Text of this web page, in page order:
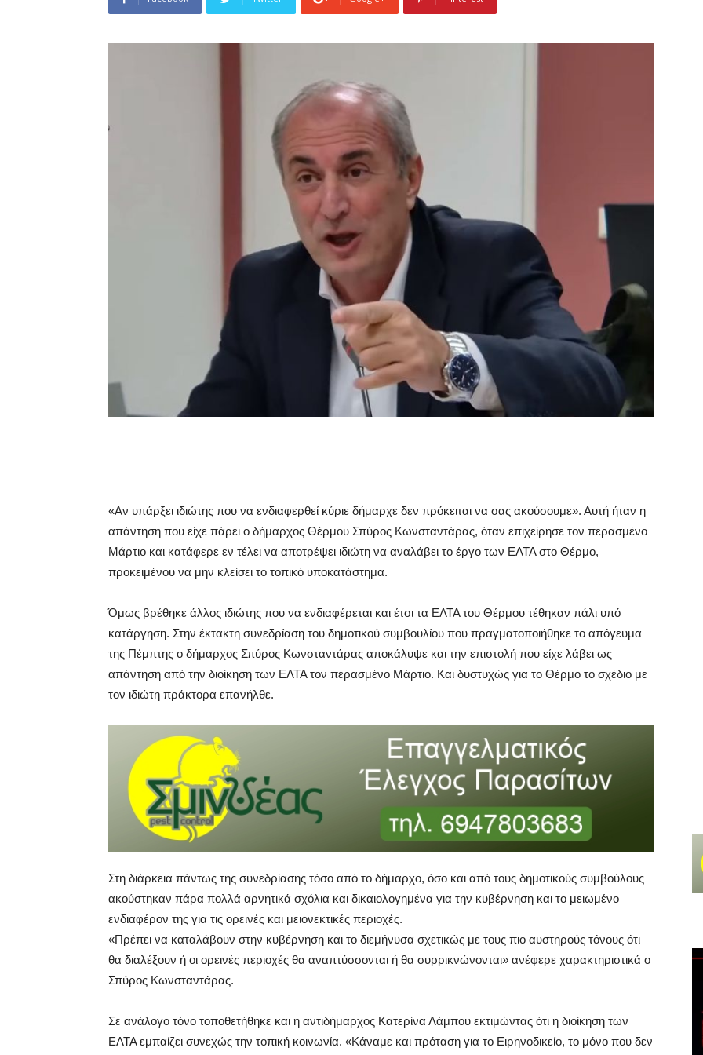
«Αν υπάρξει ιδιώτης που να ενδιαφερθεί κύριε δήμαρχε δεν πρόκειται να σας ακούσουμε». Αυτή ήταν η
απάντηση που είχε πάρει ο δήμαρχος Θέρμου Σπύρος Κωνσταντάρας, όταν επιχείρησε τον περασμένο
Μάρτιο και κατάφερε εν τέλει να αποτρέψει ιδιώτη να αναλάβει το έργο των ΕΛΤΑ στο Θέρμο,
προκειμένου να μην κλείσει το τοπικό υποκατάστημα.
Όμως βρέθηκε άλλος ιδιώτης που να ενδιαφέρεται και έτσι τα ΕΛΤΑ του Θέρμου τέθηκαν πάλι υπό
κατάργηση. Στην έκτακτη συνεδρίαση του δημοτικού συμβουλίου που πραγματοποιήθηκε το απόγευμα
της Πέμπτης ο δήμαρχος Σπύρος Κωνσταντάρας αποκάλυψε και την επιστολή που είχε λάβει ως
απάντηση από την διοίκηση των ΕΛΤΑ τον περασμένο Μάρτιο. Και δυστυχώς για το Θέρμο το σχέδιο με
τον ιδιώτη πράκτορα επανήλθε.
Στη διάρκεια πάντως της συνεδρίασης τόσο από το δήμαρχο, όσο και από τους δημοτικούς συμβούλους
ακούστηκαν πάρα πολλά αρνητικά σχόλια και δικαιολογημένα για την κυβέρνηση και το μειωμένο
ενδιαφέρον της για τις ορεινές και μειονεκτικές περιοχές.
«Πρέπει να καταλάβουν στην κυβέρνηση και το διεμήνυσα σχετικώς με τους πιο αυστηρούς τόνους ότι
θα διαλέξουν ή οι ορεινές περιοχές θα αναπτύσσονται ή θα συρρικνώνονται» ανέφερε χαρακτηριστικά ο
Σπύρος Κωνσταντάρας.
Σε ανάλογο τόνο τοποθετήθηκε και η αντιδήμαρχος Κατερίνα Λάμπου εκτιμώντας ότι η διοίκηση των
ΕΛΤΑ εμπαίζει συνεχώς την τοπική κοινωνία. «Κάναμε και πρόταση για το Ειρηνοδικείο, το μόνο που δεν